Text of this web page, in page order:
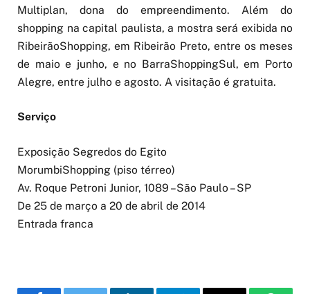
Multiplan, dona do empreendimento. Além do
shopping na capital paulista, a mostra será exibida no
RibeirãoShopping, em Ribeirão Preto, entre os meses
de maio e junho, e no BarraShoppingSul, em Porto
Alegre, entre julho e agosto. A visitação é gratuita.
Serviço
Exposição Segredos do Egito
MorumbiShopping (piso térreo)
Av. Roque Petroni Junior, 1089 –São Paulo – SP
De 25 de março a 20 de abril de 2014
Entrada franca